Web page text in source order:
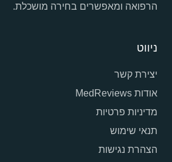
הרפואה ומאפשרים בחירה מושכלת.
ניווט
יצירת קשר
אודות MedReviews
מדיניות פרטיות
תנאי שימוש
הצהרת נגישות